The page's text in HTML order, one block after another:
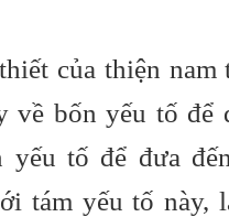
của thiện
về bốn yếu tố để
tố để đưa
tám yếu tố này,